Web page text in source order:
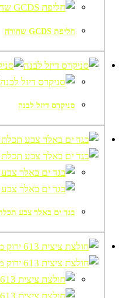
חליפת GCDS שחורה
סניקרס דיזל לבנה
בגד ים באלר צבע